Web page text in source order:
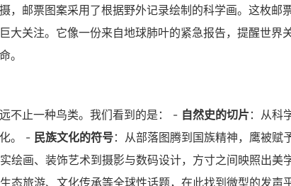
，邮票图案采用了根据野外记录绘制的科学画。这枚邮
大关注。它像一份来自地球肺叶的紧急报告，提醒世界
。
不止一种鸟类。我们看到的是： - 自然史的切片 ：从科
。 - 民族文化的符号：从部落图腾到国族精神，鹰被赋
绘画、装饰艺术到摄影与数码设计，方寸之间映照出美
态旅游、文化传承等全球性话题，在此找到微型的发声